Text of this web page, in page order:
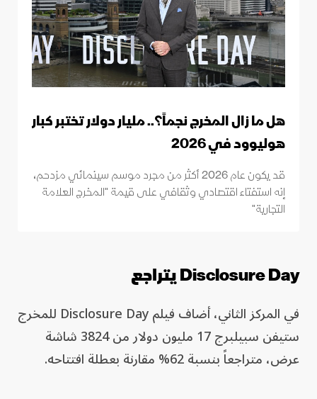
هل ما زال المخرج نجماً؟.. مليار دولار تختبر كبار
هوليوود في 2026
قد يكون عام 2026 أكثر من مجرد موسم سينمائي مزدحم،
إنه استفتاء اقتصادي وثقافي على قيمة "المخرج العلامة
التجارية"
Disclosure Day يتراجع
في المركز الثاني، أضاف فيلم Disclosure Day للمخرج
ستيفن سبيلبرج 17 مليون دولار من 3824 شاشة
عرض، متراجعاً بنسبة 62% مقارنة بعطلة افتتاحه.